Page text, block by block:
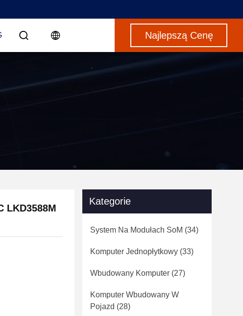
Najlepszą Cenę
LKD3588M
Kategorie
System Na Modułach SoM (34)
Komputer Jednopłytkowy (33)
Wbudowany Komputer (27)
Komputer Wbudowany W
Pojazd (28)